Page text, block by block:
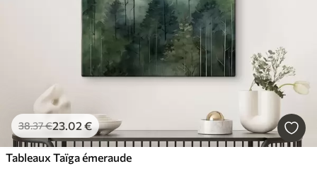
38.37€23.02€
Tableaux Taïga émeraude